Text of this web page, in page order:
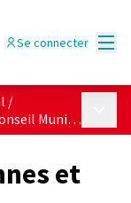
Se connecter
/
Municipal
et